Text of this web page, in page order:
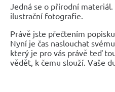
Jedná se o přírodní
ilustrační fotografie.
Právě jste přečtením
Nyní je čas naslouchat
který je pro vás právě teď
vědět, k čemu slouží. Vaše